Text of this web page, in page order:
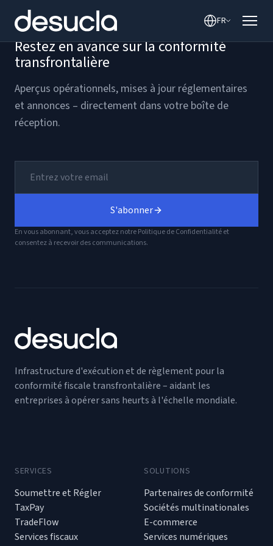
contenu
FR
Restez en avance sur la conformité
transfrontalière
Aperçus opérationnels, mises à jour réglementaires
et annonces – directement dans votre boîte de
réception.
S'abonner
En vous abonnant, vous acceptez notre Politique de Confidentialité et
consentez à recevoir des communications.
Infrastructure d'exécution et de règlement pour la
conformité fiscale transfrontalière – aidant les
entreprises à opérer sans heurts à l'échelle mondiale.
SERVICES
Soumettre et Régler
TaxPay
TradeFlow
Services fiscaux
SOLUTIONS
Partenaires de conformité
Sociétés multinationales
E-commerce
Services numériques